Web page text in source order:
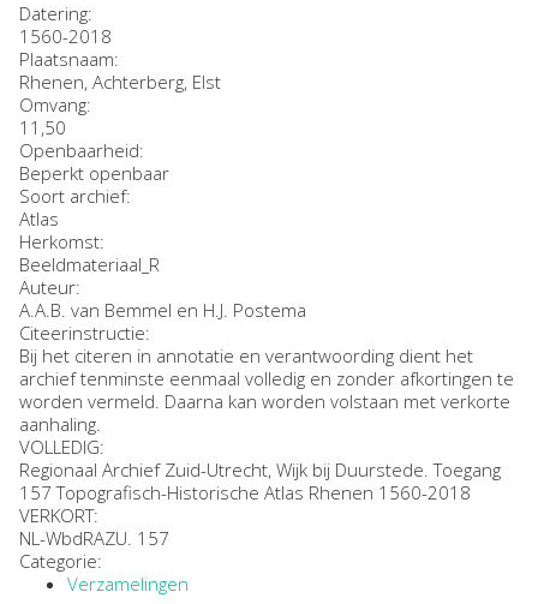
Datering:
1560-2018
Plaatsnaam:
Rhenen, Achterberg, Elst
Omvang:
11,50
Openbaarheid:
Beperkt openbaar
Soort archief:
Atlas
Herkomst:
Beeldmateriaal_R
Auteur:
A.A.B. van Bemmel en H.J. Postema
Citeerinstructie:
Bij het citeren in annotatie en verantwoording dient het
archief tenminste eenmaal volledig en zonder afkortingen te
worden vermeld. Daarna kan worden volstaan met verkorte
aanhaling.
VOLLEDIG:
Regionaal Archief Zuid-Utrecht, Wijk bij Duurstede. Toegang
157 Topografisch-Historische Atlas Rhenen 1560-2018
VERKORT:
NL-WbdRAZU. 157
Categorie:
Verzamelingen